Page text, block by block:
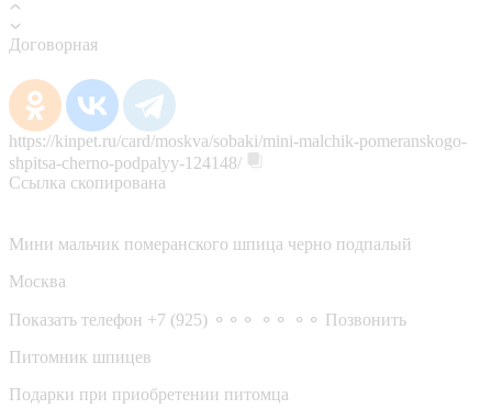
Договорная
https://kinpet.ru/card/moskva/sobaki/mini-malchik-pomeranskogo-
shpitsa-cherno-podpalyy-124148/
Ссылка скопирована
Мини мальчик померанского шпица черно подпалый
Москва
Показать телефон +7 (925) ⚬⚬⚬ ⚬⚬ ⚬⚬ Позвонить
Питомник шпицев
Подарки при приобретении питомца